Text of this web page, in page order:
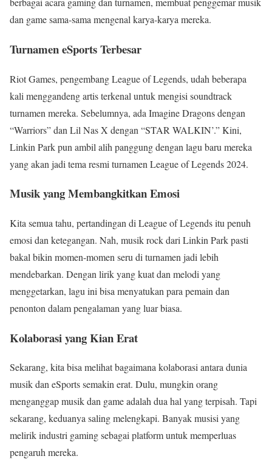
dan game sama-sama mengenal karya-karya mereka.
Turnamen eSports Terbesar
Riot Games, pengembang League of Legends, udah beberapa
kali menggandeng artis terkenal untuk mengisi soundtrack
turnamen mereka. Sebelumnya, ada Imagine Dragons dengan
“Warriors” dan Lil Nas X dengan “STAR WALKIN’.” Kini,
Linkin Park pun ambil alih panggung dengan lagu baru mereka
yang akan jadi tema resmi turnamen League of Legends 2024.
Musik yang Membangkitkan Emosi
Kita semua tahu, pertandingan di League of Legends itu penuh
emosi dan ketegangan. Nah, musik rock dari Linkin Park pasti
bakal bikin momen-momen seru di turnamen jadi lebih
mendebarkan. Dengan lirik yang kuat dan melodi yang
menggetarkan, lagu ini bisa menyatukan para pemain dan
penonton dalam pengalaman yang luar biasa.
Kolaborasi yang Kian Erat
Sekarang, kita bisa melihat bagaimana kolaborasi antara dunia
musik dan eSports semakin erat. Dulu, mungkin orang
menganggap musik dan game adalah dua hal yang terpisah. Tapi
sekarang, keduanya saling melengkapi. Banyak musisi yang
melirik industri gaming sebagai platform untuk memperluas
pengaruh mereka.